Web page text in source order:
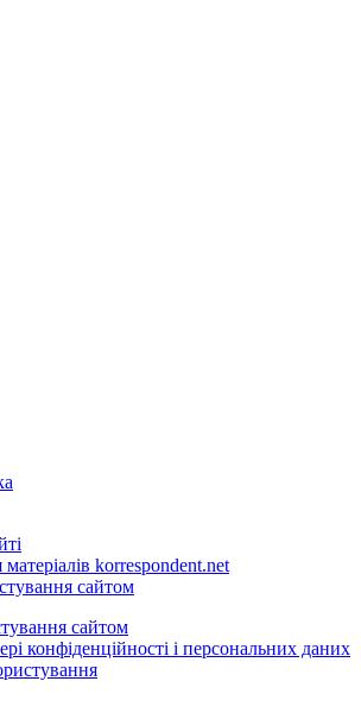
korrespondent.net
сайтом
сайтом
конфіденційності і персональних даних